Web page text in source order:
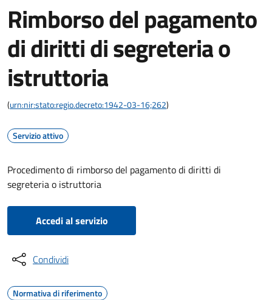
Rimborso del pagamento
di diritti di segreteria o
istruttoria
(urn:nir:stato:regio.decreto:1942-03-16;262)
Servizio attivo
Procedimento di rimborso del pagamento di diritti di
segreteria o istruttoria
Accedi al servizio
Condividi
Normativa di riferimento